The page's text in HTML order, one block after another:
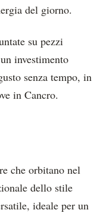
del giorno.
su pezzi
investimento
senza tempo, in
in Cancro.
che orbitano nel
dello stile
ideale per un